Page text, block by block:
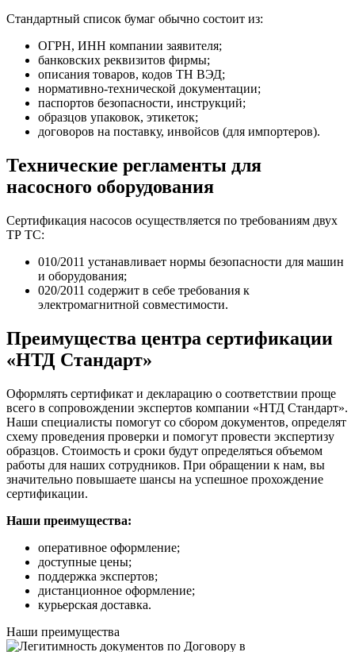
Стандартный список бумаг обычно состоит из:
ОГРН, ИНН компании заявителя;
банковских реквизитов фирмы;
описания товаров, кодов ТН ВЭД;
нормативно-технической документации;
паспортов безопасности, инструкций;
образцов упаковок, этикеток;
договоров на поставку, инвойсов (для импортеров).
Технические регламенты для
насосного оборудования
Сертификация насосов осуществляется по требованиям двух
ТР ТС:
010/2011 устанавливает нормы безопасности для машин
и оборудования;
020/2011 содержит в себе требования к
электромагнитной совместимости.
Преимущества центра сертификации
«НТД Стандарт»
Оформлять сертификат и декларацию о соответствии проще
всего в сопровождении экспертов компании «НТД Стандарт».
Наши специалисты помогут со сбором документов, определят
схему проведения проверки и помогут провести экспертизу
образцов. Стоимость и сроки будут определяться объемом
работы для наших сотрудников. При обращении к нам, вы
значительно повышаете шансы на успешное прохождение
сертификации.
Наши преимущества:
оперативное оформление;
доступные цены;
поддержка экспертов;
дистанционное оформление;
курьерская доставка.
Наши преимущества